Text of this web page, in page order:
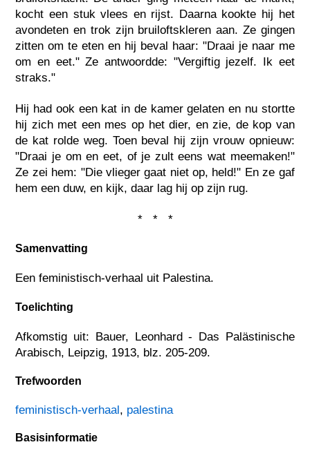
kocht een stuk vlees en rijst. Daarna kookte hij het
avondeten en trok zijn bruiloftskleren aan. Ze gingen
zitten om te eten en hij beval haar: "Draai je naar me
om en eet." Ze antwoordde: "Vergiftig jezelf. Ik eet
straks."
Hij had ook een kat in de kamer gelaten en nu stortte
hij zich met een mes op het dier, en zie, de kop van
de kat rolde weg. Toen beval hij zijn vrouw opnieuw:
"Draai je om en eet, of je zult eens wat meemaken!"
Ze zei hem: "Die vlieger gaat niet op, held!" En ze gaf
hem een duw, en kijk, daar lag hij op zijn rug.
* * *
Samenvatting
Een feministisch-verhaal uit Palestina.
Toelichting
Afkomstig uit: Bauer, Leonhard - Das Palästinische
Arabisch, Leipzig, 1913, blz. 205-209.
Trefwoorden
feministisch-verhaal, palestina
Basisinformatie